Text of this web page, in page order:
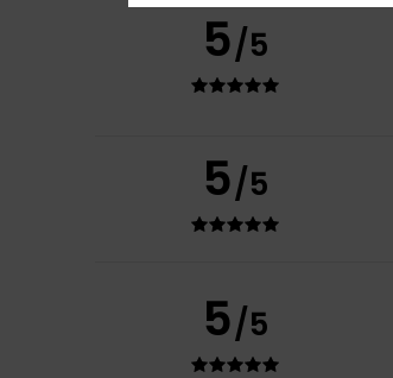
5/5
5/5
5/5